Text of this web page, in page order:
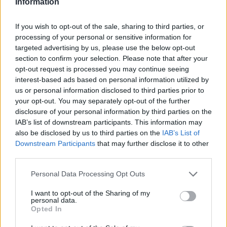
If you wish to opt-out of the sale, sharing to third parties, or
processing of your personal or sensitive information for
targeted advertising by us, please use the below opt-out
section to confirm your selection. Please note that after your
opt-out request is processed you may continue seeing
interest-based ads based on personal information utilized by
us or personal information disclosed to third parties prior to
your opt-out. You may separately opt-out of the further
disclosure of your personal information by third parties on the
IAB’s list of downstream participants. This information may
also be disclosed by us to third parties on the IAB’s List of
Downstream Participants that may further disclose it to other
Personal Data Processing Opt Outs
I want to opt-out of the Sharing of my
personal data.
Opted In
w kampanii 2023, jak i 2024 Karpie szorowały po dnie,
nie włączając się choćby w najmniejszym stopniu do
walki o czołowe lokaty. Zresztą w minionym sezonie
zarówno pierwszy, jak i drugi etap VALORANT
Champions Tour EMEA podopieczni André "BARBARRA"
Möllera zakończyli na jedenastym, czyli ostatnim
miejscu. W tym czasie wygrali tylko 4 z 15 spotkań. Sam
starxo również nie prezentował się przesadnie dobrze.
Mimo to mistrz świata z 2021 roku nie traci ochoty do
gry. Już teraz zapewnił on, że stać go na powrót na
wysoki poziom. Pytanie, czy zapewnienia te wystarczą,
by były członek Acend pozostał na poziomie VCT?
CZYTAJ TEŻ:paTiTek: Mam już dość stand-
inowania [WYWIAD]
Wiem, że nie boję się zostać liderem i jednym z
najlepszych prowadzących– stwierdził Kopczyński za